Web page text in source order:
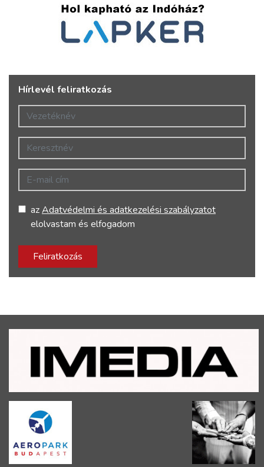
Hírlevél feliratkozás
Vezetéknév
Keresztnév
E-mail cím
azAdatvédelmi és adatkezelési szabályzatot
elolvastam és elfogadom
Feliratkozás